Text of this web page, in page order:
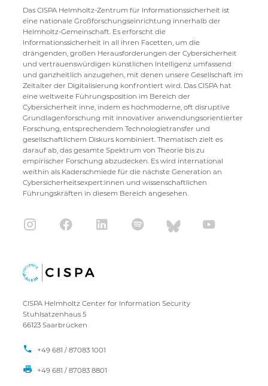
Das CISPA Helmholtz-Zentrum für Informationssicherheit ist
eine nationale Großforschungseinrichtung innerhalb der
Helmholtz-Gemeinschaft. Es erforscht die
Informationssicherheit in all ihren Facetten, um die
drängenden, großen Herausforderungen der Cybersicherheit
und vertrauenswürdigen künstlichen Intelligenz umfassend
und ganzheitlich anzugehen, mit denen unsere Gesellschaft im
Zeitalter der Digitalisierung konfrontiert wird. Das CISPA hat
eine weltweite Führungsposition im Bereich der
Cybersicherheit inne, indem es hochmoderne, oft disruptive
Grundlagenforschung mit innovativer anwendungsorientierter
Forschung, entsprechendem Technologietransfer und
gesellschaftlichem Diskurs kombiniert. Thematisch zielt es
darauf ab, das gesamte Spektrum von Theorie bis zu
empirischer Forschung abzudecken. Es wird international
weithin als Kaderschmiede für die nächste Generation an
Cybersicherheitsexpert:innen und wissenschaftlichen
Führungskräften in diesem Bereich angesehen.
CISPA Helmholtz Center for Information Security
Stuhlsatzenhaus 5
66123 Saarbrücken
+49 681 / 87083 1001
+49 681 / 87083 8801